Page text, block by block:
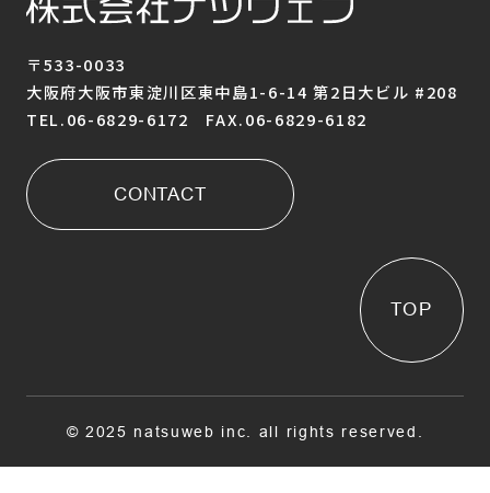
〒533-0033
大阪府大阪市東淀川区東中島1-6-14 第2日大ビル #208
TEL.06-6829-6172 FAX.06-6829-6182
CONTACT
TOP
© 2025 natsuweb inc. all rights reserved.